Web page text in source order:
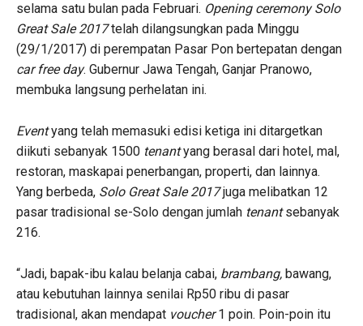
selama satu bulan pada Februari. Opening ceremony Solo
Great Sale 2017telah dilangsungkan pada Minggu
(29/1/2017) di perempatan Pasar Pon bertepatan dengan
car free day. Gubernur Jawa Tengah, Ganjar Pranowo,
membuka langsung perhelatan ini.
Eventyang telah memasuki edisi ketiga ini ditargetkan
diikuti sebanyak 1500 tenantyang berasal dari hotel, mal,
restoran, maskapai penerbangan, properti, dan lainnya.
Yang berbeda, Solo Great Sale 2017juga melibatkan 12
pasar tradisional se-Solo dengan jumlah tenantsebanyak
216.
“Jadi, bapak-ibu kalau belanja cabai, brambang, bawang,
atau kebutuhan lainnya senilai Rp50 ribu di pasar
tradisional, akan mendapat voucher1 poin. Poin-poin itu